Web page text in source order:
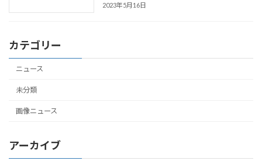
2023年5月16日
カテゴリー
ニュース
未分類
画像ニュース
アーカイブ